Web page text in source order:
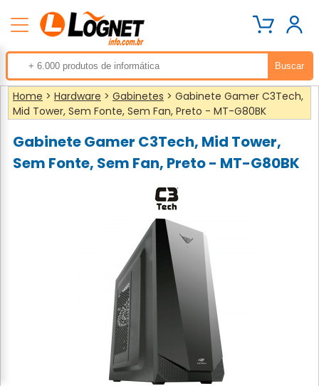
Home > Hardware > Gabinetes > Gabinete Gamer C3Tech,
Mid Tower, Sem Fonte, Sem Fan, Preto - MT-G80BK
Gabinete Gamer C3Tech, Mid Tower,
Sem Fonte, Sem Fan, Preto - MT-G80BK